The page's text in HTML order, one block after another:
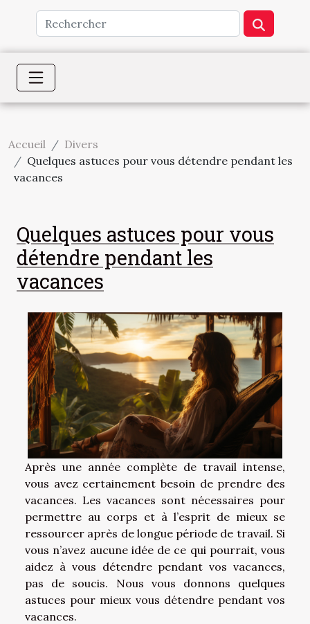
Accueil
Divers
Quelques astuces pour vous détendre pendant les
vacances
Quelques astuces pour vous
détendre pendant les
vacances
Après une année complète de travail intense,
vous avez certainement besoin de prendre des
vacances. Les vacances sont nécessaires pour
permettre au corps et à l’esprit de mieux se
ressourcer après de longue période de travail. Si
vous n’avez aucune idée de ce qui pourrait, vous
aidez à vous détendre pendant vos vacances,
pas de soucis. Nous vous donnons quelques
astuces pour mieux vous détendre pendant vos
vacances.